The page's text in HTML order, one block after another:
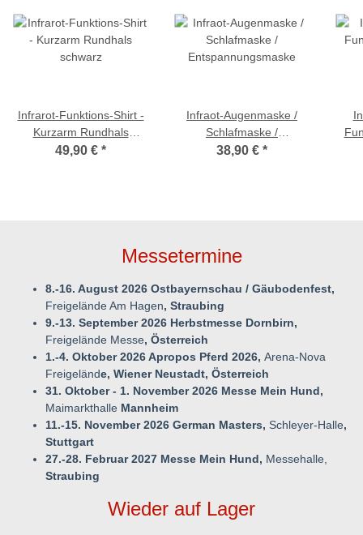
Infrarot-Funktions-Shirt -
Kurzarm Rundhals
schwarz
49,90 € *
Infraot-Augenmaske /
Schlafmaske /
Entspannungsmaske
38,90 € *
Messetermine
8.-16. August 2026 Ostbayernschau / Gäubodenfest,
Freigelände Am Hagen, Straubing
9.-13. September 2026 Herbstmesse Dornbirn,
Freigelände Messe, Österreich
1.-4. Oktober 2026 Apropos Pferd 2026, Arena-Nova
Freigelände, Wiener Neustadt, Österreich
31. Oktober - 1. November 2026 Messe Mein Hund,
Maimarkthalle Mannheim
11.-15. November 2026 German Masters, Schleyer-Halle,
Stuttgart
27.-28. Februar 2027 Messe Mein Hund, Messehalle,
Straubing
Wieder auf Lager